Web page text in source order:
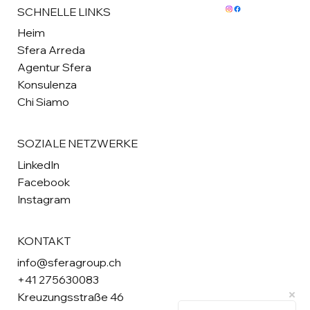
SCHNELLE LINKS
Heim
Sfera Arreda
Agentur Sfera
Konsulenza
Chi Siamo
SOZIALE NETZWERKE
LinkedIn
Facebook
Instagram
KONTAKT
info@sferagroup.ch
+41 275630083
Kreuzungsstraße 46